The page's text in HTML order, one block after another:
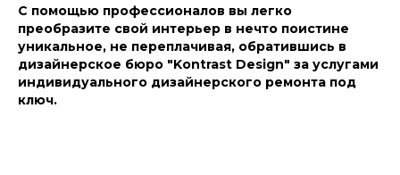
С помощью профессионалов вы легко
преобразите свой интерьер в нечто поистине
уникальное, не переплачивая, обратившись в
дизайнерское бюро "Kontrast Design" за услугами
индивидуального дизайнерского ремонта под
ключ.